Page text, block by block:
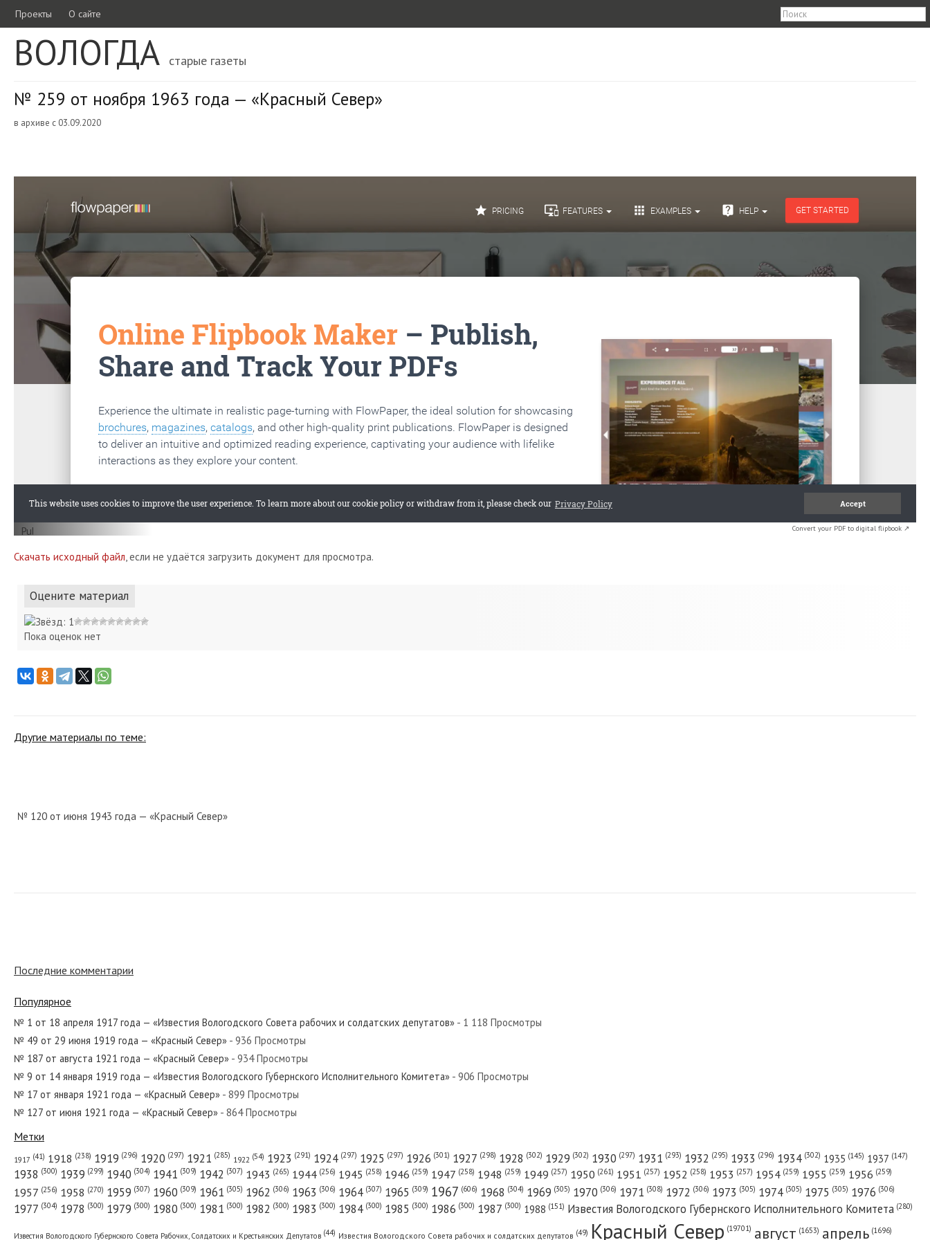
Проекты О сайте
ВОЛОГДА старые газеты
№ 259 от ноября 1963 года — «Красный Север»
в архиве с 03.09.2020
Convert your PDF to digital flipbook ↗
Скачать исходный файл, если не удаётся загрузить документ для просмотра.
Оцените материал
Пока оценок нет
Другие материалы по теме:
№ 120 от июня 1943 года — «Красный Север»
№ 260 от ноября 1975 года — «Красный Север»
№ 87 от апреля 1928 года — «Красный Север»
№ 90 от апреля 1977 года — «Красный Север»
Последние комментарии
Популярное
№ 1 от 18 апреля 1917 года — «Известия Вологодского Совета рабочих и солдатских депутатов» - 1 118 Просмотры
№ 49 от 29 июня 1919 года — «Красный Север» - 936 Просмотры
№ 187 от августа 1921 года — «Красный Север» - 934 Просмотры
№ 9 от 14 января 1919 года — «Известия Вологодского Губернского Исполнительного Комитета» - 906 Просмотры
№ 17 от января 1921 года — «Красный Север» - 899 Просмотры
№ 127 от июня 1921 года — «Красный Север» - 864 Просмотры
Метки
1917 (41) 1918 (238) 1919 (296) 1920 (297) 1921 (285) 1922 (54) 1923 (291) 1924 (297) 1925 (297) 1926 (301) 1927 (298) 1928 (302) 1929 (302) 1930 (297) 1931 (293) 1932 (295) 1933 (296) 1934 (302) 1935 (145) 1937 (147)
1938 (300) 1939 (299) 1940 (304) 1941 (309) 1942 (307) 1943 (265) 1944 (256) 1945 (258) 1946 (259) 1947 (258) 1948 (259) 1949 (257) 1950 (261) 1951 (257) 1952 (258) 1953 (257) 1954 (259) 1955 (259) 1956 (259)
1957 (256) 1958 (270) 1959 (307) 1960 (309) 1961 (305) 1962 (306) 1963 (306) 1964 (307) 1965 (309) 1967 (606) 1968 (304) 1969 (305) 1970 (306) 1971 (308) 1972 (306) 1973 (305) 1974 (305) 1975 (305) 1976 (306)
1977 (304) 1978 (300) 1979 (300) 1980 (300) 1981 (300) 1982 (300) 1983 (300) 1984 (300) 1985 (300) 1986 (300) 1987 (300) 1988 (151) Известия Вологодского Губернского Исполнительного Комитета (280)
Известия Вологодского Губернского Совета Рабочих, Солдатских и Крестьянских Депутатов (44) Известия Вологодского Совета рабочих и солдатских депутатов (49) Красный Cевер (19701) август (1653) апрель (1696)